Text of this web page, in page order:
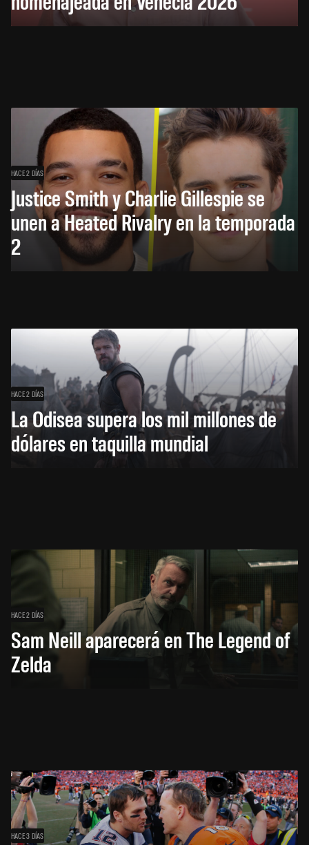
HACE 2 DÍAS
Justice Smith y Charlie Gillespie se
unen a Heated Rivalry en la temporada
2
HACE 2 DÍAS
La Odisea supera los mil millones de
dólares en taquilla mundial
HACE 2 DÍAS
Sam Neill aparecerá en The Legend of
Zelda
HACE 3 DÍAS